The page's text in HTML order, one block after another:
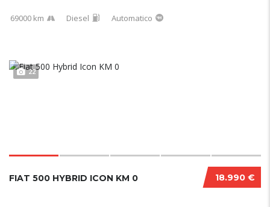
69000 km Diesel Automatico
22
18.990 €
FIAT 500 HYBRID ICON KM 0